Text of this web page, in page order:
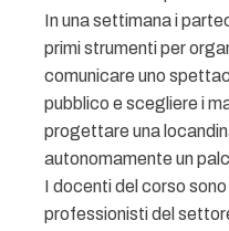
In una settimana i
primi strumenti per
comunicare uno
pubblico e scegliere i
progettare una
autonomamente un
I docenti del corso
professionisti del